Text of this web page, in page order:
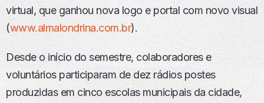
virtual, que ganhou nova logo e portal com novo visual
(www.almalondrina.com.br).
Desde o início do semestre, colaboradores e
voluntários participaram de dez rádios postes
produzidas em cinco escolas municipais da cidade,